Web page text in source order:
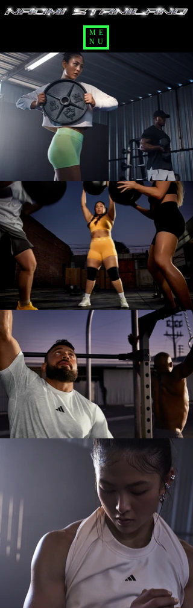
ME
NU